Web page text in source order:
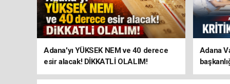
Adana'yı YÜKSEK NEM ve 40 derece
esir alacak! DİKKATLİ OLALIM!
Adana